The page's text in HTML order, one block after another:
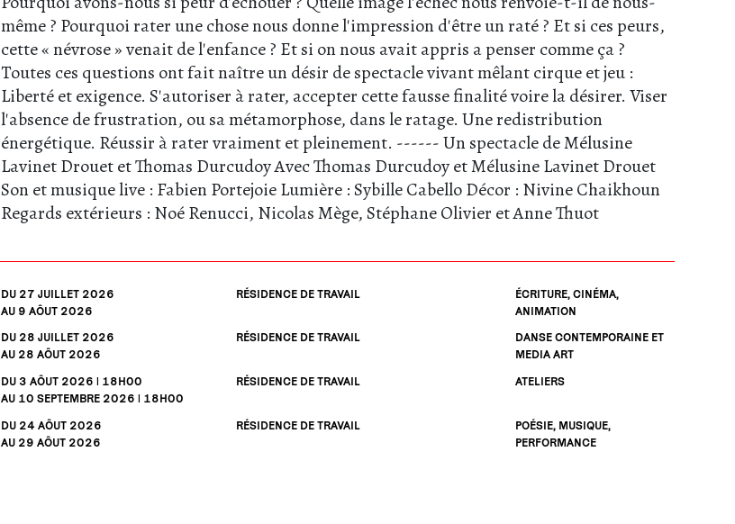
même ? Pourquoi rater une chose nous donne l'impression d'être un raté ? Et si ces peurs,
cette « névrose » venait de l'enfance ? Et si on nous avait appris a penser comme ça ?
Toutes ces questions ont fait naître un désir de spectacle vivant mêlant cirque et jeu :
Liberté et exigence. S'autoriser à rater, accepter cette fausse finalité voire la désirer. Viser
l'absence de frustration, ou sa métamorphose, dans le ratage. Une redistribution
énergétique. Réussir à rater vraiment et pleinement. ------Un spectacle de Mélusine
Lavinet Drouet et Thomas DurcudoyAvec Thomas Durcudoy et Mélusine Lavinet Drouet
Son et musique live : Fabien PortejoieLumière : Sybille CabelloDécor : Nivine Chaikhoun
Regards extérieurs : Noé Renucci, Nicolas Mège, Stéphane Olivier et Anne Thuot
DU 27JUILLET 2026
AU 9AÔUT 2026
RÉSIDENCE DE TRAVAIL
ÉCRITURE, CINÉMA,
ANIMATION
DU 28JUILLET 2026
AU 28AÔUT 2026
RÉSIDENCE DE TRAVAIL
DANSE CONTEMPORAINE ET
MEDIA ART
DU 3AÔUT 2026 | 18H00
AU 10SEPTEMBRE 2026 | 18H00
RÉSIDENCE DE TRAVAIL ATELIERS
DU 24AÔUT 2026
AU 29AÔUT 2026
RÉSIDENCE DE TRAVAIL
POÉSIE, MUSIQUE,
PERFORMANCE